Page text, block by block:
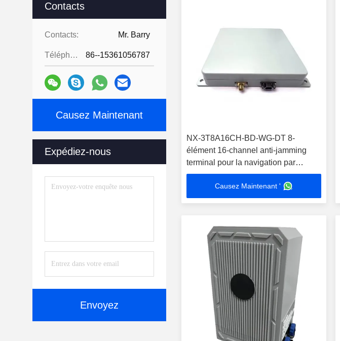
Contacts
Contacts: Mr. Barry
Téléphone: 86--15361056787
Causez Maintenant
Expédiez-nous
Envoyez
NX-3T8A16CH-BD-WG-DT 8-
élément 16-channel anti-jamming
terminal pour la navigation par
satellite
Causez Maintenant '